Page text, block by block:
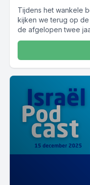
Tijdens het wankele
kijken we terug op
de afgelopen twee